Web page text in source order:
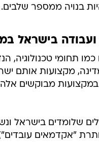
בנויה ממספר שלבים.
בישראל
מקצועות אותם
מבוקשים
שלומדים בישראל
"אקדמאים